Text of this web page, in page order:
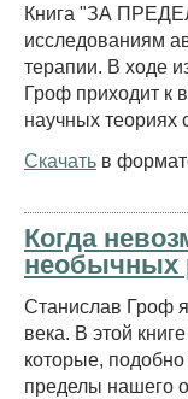
Книга "ЗА
исследованиям
терапии. В ходе
Гроф приходит к
научных теориях
Скачать в
Когда
необычных
Станислав Гроф
века. В этой
которые,
пределы нашего